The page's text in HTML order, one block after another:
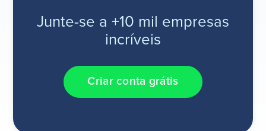
Junte-se a +10 mil empresas
incríveis
Criar conta grátis